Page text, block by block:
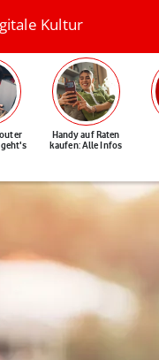
Kultur
geht's
Handy auf Raten
kaufen: Alle Infos